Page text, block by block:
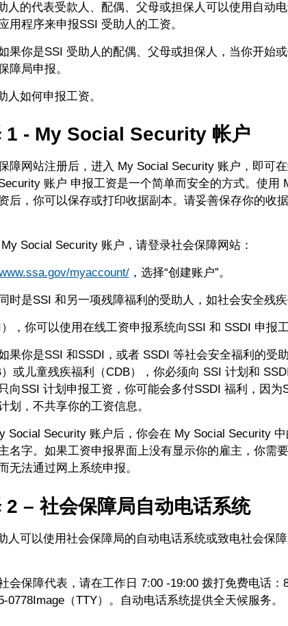
人的代表受款人、配偶、父母或担保人可以使用自动
用程序来申报SSI 受助人的工资。
果你是SSI 受助人的配偶、父母或担保人，当你开始
障局申报。
人如何申报工资。
1 - My Social Security 帐户
障网站注册后，进入 My Social Security 账户，即可
账户 申报工资是一个简单而安全的方式。使用
后，你可以保存或打印收据副本。请妥善保存你的收
Social Security 账户，请登录社会保障网站：
myaccount/，选择“创建账户”。
时是SSI 和另一项残障福利的受助人，如社会安全残
），你可以使用在线工资申报系统向SSI 和 SSDI 申报工
果你是SSI 和SSDI，或者 SSDI 等社会安全福利的受
）或儿童残疾福利（CDB），你必须向 SSI 计划和
向SSI 计划申报工资，你可能会多付SSDI 福利，因为
划，不共享你的工资信息。
Social Security 账户后，你会在 My Social Security
名字。如果工资申报界面上没有显示你的雇主，你需
无法通过网上系统申报。
2 – 社会保障局自动电话系统
人可以使用社会保障局的自动电话系统或致电社会保
会保障代表，请在工作日 7:00 -19:00 拨打免费电话：
0778Image（TTY）。自动电话系统提供全天候服务。